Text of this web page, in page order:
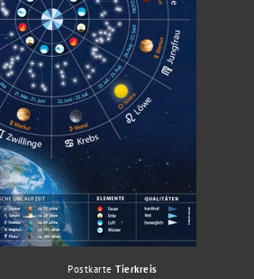
Postkarte Tierkreis